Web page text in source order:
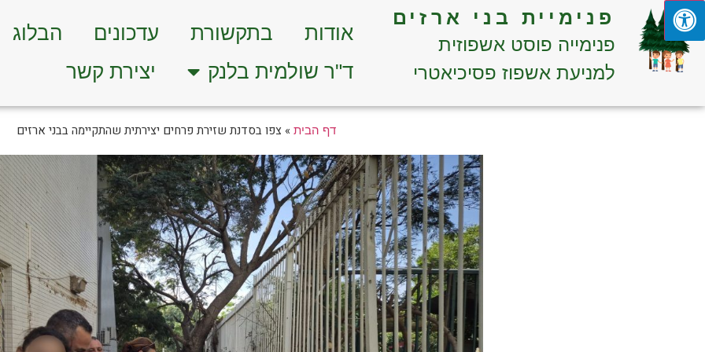
פנימיית בני ארזים
פנימייה פוסט אשפוזית
למניעת אשפוז פסיכיאטרי
אודות בתקשורת עדכונים
הבלוג
ד"ר שולמית בלנק
יצירת קשר
דף הבית » צפו בסדנת שזירת פרחים יצירתית שהתקיימה בבני ארזים